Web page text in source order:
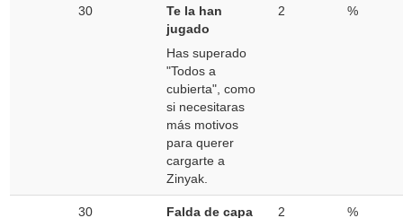
30
Te la han
jugado
Has superado
"Todos a
cubierta", como
si necesitaras
más motivos
para querer
cargarte a
Zinyak.
2 %
30
Falda de capa
2 %